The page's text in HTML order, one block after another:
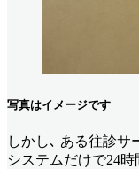
写真はイメージです
しかし､ ある往診サ
システムだけで24